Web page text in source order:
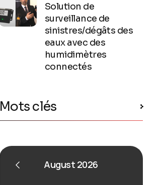
Solution de
surveillance de
sinistres/dégâts des
eaux avec des
humidimètres
connectés
Mots clés
August 2026